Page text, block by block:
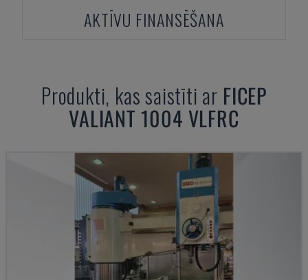
AKTĪVU FINANSĒŠANA
Produkti, kas saistīti ar FICEP
VALIANT 1004 VLFRC